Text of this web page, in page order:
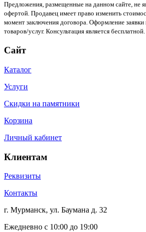
Предложения, размещенные на данном сайте, не
офертой. Продавец имеет право изменить
момент заключения договора. Оформление
товаров/услуг. Консультация является бесплатной.
Сайт
Каталог
Услуги
Скидки на памятники
Корзина
Личный кабинет
Клиентам
Реквизиты
Контакты
г. Мурманск, ул. Баумана д. 32
Ежедневно с 10:00 до 19:00